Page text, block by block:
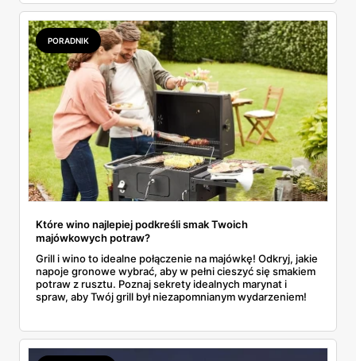
bogactwo smaków. Jednak z szerokim zainteresowaniem
tym szlachetnym trunkiem wiąże się również wiele mitów.
Czy wino smakuje lepiej, im jest starsze? Czy można
mieszać różne kolory win? Czy korek gwarantuje wysoką
jakość? Rozwiejmy te wątpliwości!
PORADNIK
Które wino najlepiej podkreśli smak Twoich
majówkowych potraw?
Grill i wino to idealne połączenie na majówkę! Odkryj, jakie
napoje gronowe wybrać, aby w pełni cieszyć się smakiem
potraw z rusztu. Poznaj sekrety idealnych marynat i
spraw, aby Twój grill był niezapomnianym wydarzeniem!